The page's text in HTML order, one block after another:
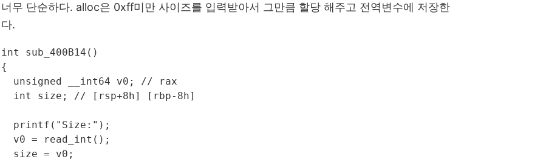
너무 단순하다. alloc은 0xff미만 사이즈를 입력받아서 그만큼 할당 해주고 전역변수에 저장한
다.
int sub_400B14()
{
  unsigned __int64 v0; // rax
  int size; // [rsp+8h] [rbp-8h]
  printf("Size:");
  v0 = read_int();
  size = v0;